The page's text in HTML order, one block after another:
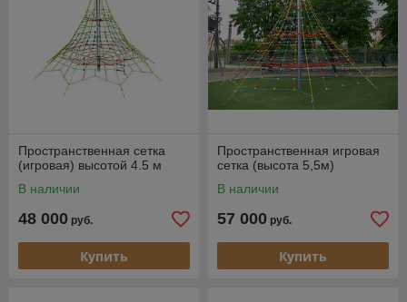
Пространственная сетка
(игровая) высотой 4.5 м
В наличии
48 000 руб.
Купить
Пространственная игровая
сетка (высота 5,5м)
В наличии
57 000 руб.
Купить